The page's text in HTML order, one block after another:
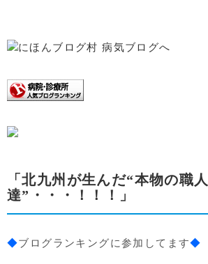
「北九州が生んだ“本物の職人
達”・・・！！！」
◆ブログランキングに参加してます◆